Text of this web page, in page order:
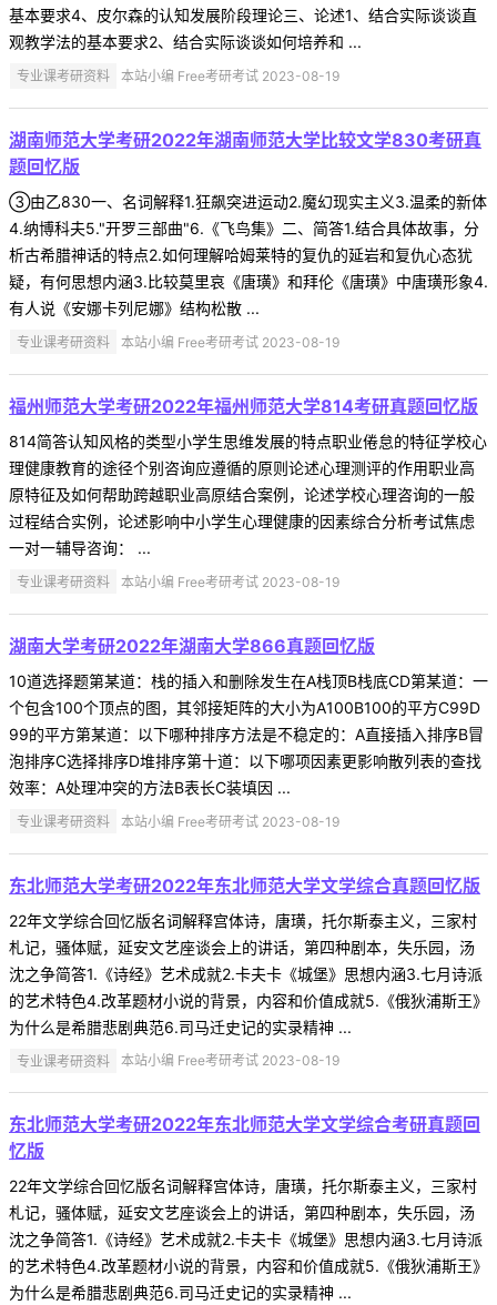
基本要求4、皮尔森的认知发展阶段理论三、论述1、结合实际谈谈直
观教学法的基本要求2、结合实际谈谈如何培养和 ...
专业课考研资料 本站小编 Free考研考试 2023-08-19
湖南师范大学考研2022年湖南师范大学比较文学830考研真
题回忆版
③由乙830一、名词解释1.狂飙突进运动2.魔幻现实主义3.温柔的新体
4.纳博科夫5."开罗三部曲"6.《飞鸟集》二、简答1.结合具体故事，分
析古希腊神话的特点2.如何理解哈姆莱特的复仇的延岩和复仇心态犹
疑，有何思想内涵3.比较莫里哀《唐璜》和拜伦《唐璜》中唐璜形象4.
有人说《安娜卡列尼娜》结构松散 ...
专业课考研资料 本站小编 Free考研考试 2023-08-19
福州师范大学考研2022年福州师范大学814考研真题回忆版
814简答认知风格的类型小学生思维发展的特点职业倦怠的特征学校心
理健康教育的途径个别咨询应遵循的原则论述心理测评的作用职业高
原特征及如何帮助跨越职业高原结合案例，论述学校心理咨询的一般
过程结合实例，论述影响中小学生心理健康的因素综合分析考试焦虑
一对一辅导咨询： ...
专业课考研资料 本站小编 Free考研考试 2023-08-19
湖南大学考研2022年湖南大学866真题回忆版
10道选择题第某道：栈的插入和删除发生在A栈顶B栈底CD第某道：一
个包含100个顶点的图，其邻接矩阵的大小为A100B100的平方C99D
99的平方第某道：以下哪种排序方法是不稳定的：A直接插入排序B冒
泡排序C选择排序D堆排序第十道：以下哪项因素更影响散列表的查找
效率：A处理冲突的方法B表长C装填因 ...
专业课考研资料 本站小编 Free考研考试 2023-08-19
东北师范大学考研2022年东北师范大学文学综合真题回忆版
22年文学综合回忆版名词解释宫体诗，唐璜，托尔斯泰主义，三家村
札记，骚体赋，延安文艺座谈会上的讲话，第四种剧本，失乐园，汤
沈之争简答1.《诗经》艺术成就2.卡夫卡《城堡》思想内涵3.七月诗派
的艺术特色4.改革题材小说的背景，内容和价值成就5.《俄狄浦斯王》
为什么是希腊悲剧典范6.司马迁史记的实录精神 ...
专业课考研资料 本站小编 Free考研考试 2023-08-19
东北师范大学考研2022年东北师范大学文学综合考研真题回
忆版
22年文学综合回忆版名词解释宫体诗，唐璜，托尔斯泰主义，三家村
札记，骚体赋，延安文艺座谈会上的讲话，第四种剧本，失乐园，汤
沈之争简答1.《诗经》艺术成就2.卡夫卡《城堡》思想内涵3.七月诗派
的艺术特色4.改革题材小说的背景，内容和价值成就5.《俄狄浦斯王》
为什么是希腊悲剧典范6.司马迁史记的实录精神 ...